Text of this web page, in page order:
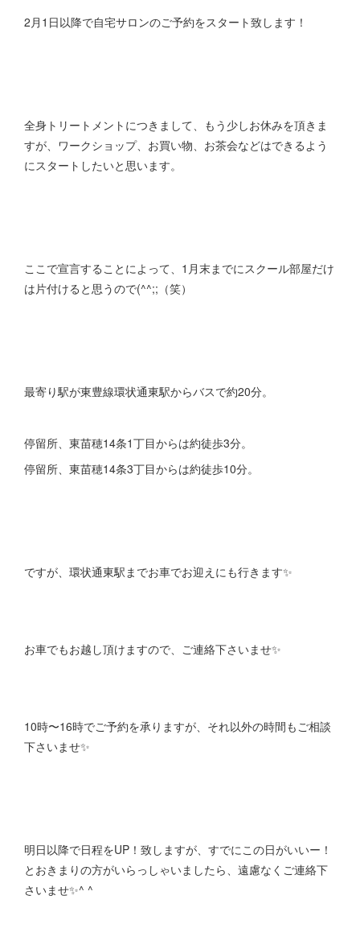
2月1日以降で自宅サロンのご予約をスタート致します！
全身トリートメントにつきまして、もう少しお休みを頂きま
すが、ワークショップ、お買い物、お茶会などはできるよう
にスタートしたいと思います。
ここで宣言することによって、1月末までにスクール部屋だけ
は片付けると思うので(^^;;（笑）
最寄り駅が東豊線環状通東駅からバスで約20分。
停留所、東苗穂14条1丁目からは約徒歩3分。
停留所、東苗穂14条3丁目からは約徒歩10分。
ですが、環状通東駅までお車でお迎えにも行きます✨
お車でもお越し頂けますので、ご連絡下さいませ✨
10時〜16時でご予約を承りますが、それ以外の時間もご相談
下さいませ✨
明日以降で日程をUP！致しますが、すでにこの日がいいー！
とおきまりの方がいらっしゃいましたら、遠慮なくご連絡下
さいませ✨^ ^